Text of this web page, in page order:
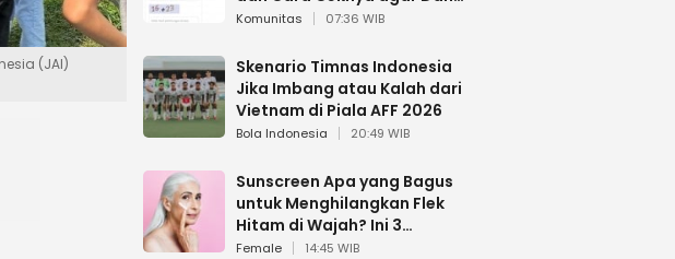
(JAI)
Tidak Hangus!
Komunitas 07:36 WIB
Skenario Timnas Indonesia
Jika Imbang atau Kalah dari
Vietnam di Piala AFF 2026
Bola Indonesia 20:49 WIB
Sunscreen Apa yang Bagus
untuk Menghilangkan Flek
Hitam di Wajah? Ini 3
Rekomendasi sesuai Review
Female 14:45 WIB